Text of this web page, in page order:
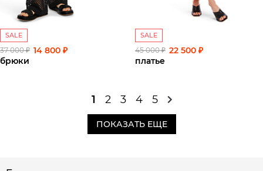
SALE
37 000 ₽ 14 800 ₽
брюки
SALE
45 000 ₽ 22 500 ₽
платье
1 2 3 4 5
ПОКАЗАТЬ ЕЩЕ